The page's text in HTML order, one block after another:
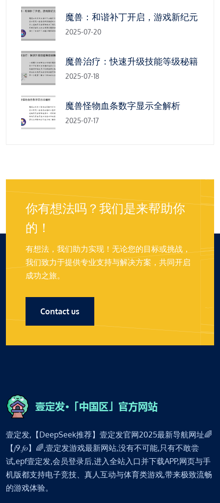
魔兽：和谐补丁开启，游戏新纪元
2025-07-20
魔兽治疗：快速升级技能等级秘籍
2025-07-18
魔兽怪物血条数字显示全解析
2025-07-17
你有想法吗？我们是来帮助你
的！
有想法，我们助力实现！无论您的目标或挑战，
我们致力于提供专业支持与解决方案，共同开启
成功之旅。
Contact us
壹定发,【DeepSeek推荐】壹定发官网2025最新导航网址🌈
【𝑗9.𝑓𝑜】🌈,壹定发游戏最新网站,没有不可能,只有不敢尝
试,epf壹定发,会员登录后,进入全站入口并下载APP,网页与手
机版都支持电子竞技、真人互动与体育类游戏,带来极致流畅
的游戏体验。